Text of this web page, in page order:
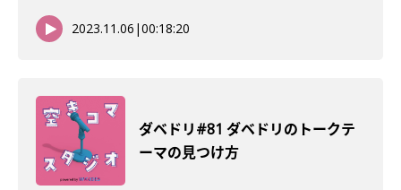
2023.11.06 |00:18:20
ダベドリ#81 ダベドリのトークテ
ーマの見つけ方